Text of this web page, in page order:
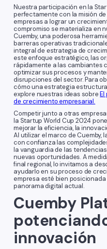
Nuestra participación en la
perfectamente con la misión
empresas a lograr un
compromiso se materializa en
Cuemby, una poderosa
barreras operativas
integral de estrategia de
este enfoque estratégico, las
rápidamente a las cambiantes
optimizar sus procesos y
disrupciones del sector. Para
cómo una estrategia
explore nuestras ideas sobre
de crecimiento empresarial.
Competir junto a otras
la Startup World Cup 2024
mejorar la eficiencia, la
Al utilizar el marco de Cuemby,
con confianza las
la vanguardia de las
nuevas oportunidades. A
final regional, lo invitamos a
ayudarlo en su proceso de
empresa esté bien
panorama digital actual.
Cuemby
innovación